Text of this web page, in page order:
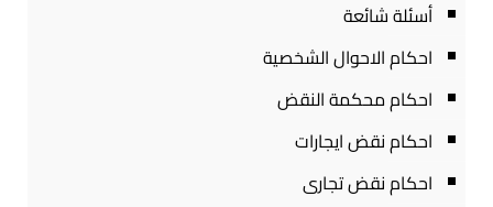
أسئلة شائعة
احكام الاحوال الشخصية
احكام محكمة النقض
احكام نقض ايجارات
احكام نقض تجارى